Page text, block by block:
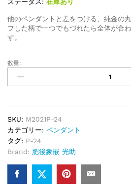
他のペンダントと差をつける、純金の
フした柄で一つでもづれたら全体が合
す。
数量:
SKU: M2021P-24
カテゴリー: ペンダント
タグ: P-24
Brand: 肥後象嵌 光助